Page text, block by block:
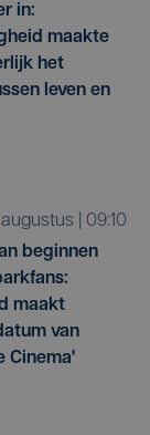
in:
maakte
het
leven en
augustus | 09:10
beginnen
maakt
van
Cinema'